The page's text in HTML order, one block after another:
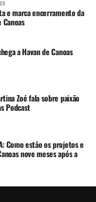
e marca encerramento da
Canoas
a Havan de Canoas
Zoé fala sobre paixão
Podcast
Como estão os projetos e
nove meses após a